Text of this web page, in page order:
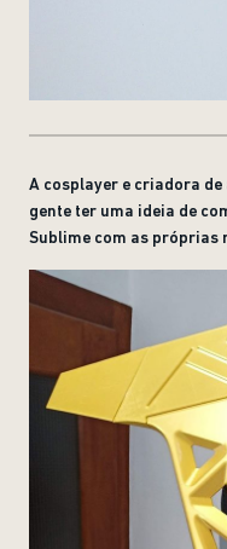
A cosplayer e criadora
gente ter uma ideia de
Sublime com as próprias